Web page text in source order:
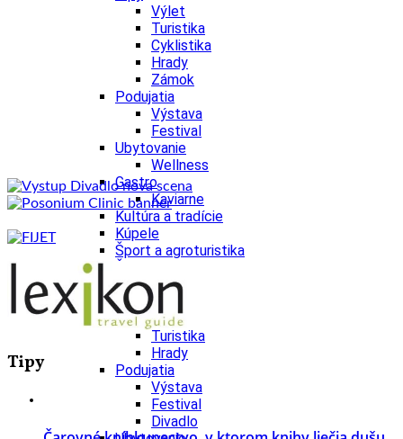
Výlet
Turistika
Cyklistika
Hrady
Zámok
Podujatia
Výstava
Festival
Ubytovanie
Wellness
Gastro
Kaviarne
Kultúra a tradície
Kúpele
Šport a agroturistika
Nitriansky kraj
Tipy
Výlet
Turistika
Hrady
Podujatia
Výstava
Festival
Divadlo
Tipy